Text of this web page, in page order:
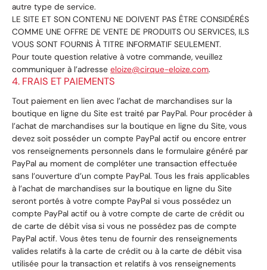
autre type de service.
LE SITE ET SON CONTENU NE DOIVENT PAS ÊTRE CONSIDÉRÉS
COMME UNE OFFRE DE VENTE DE PRODUITS OU SERVICES, ILS
VOUS SONT FOURNIS À TITRE INFORMATIF SEULEMENT.
Pour toute question relative à votre commande, veuillez
communiquer à l’adresseeloize@cirque-eloize.com.
4. FRAIS ET PAIEMENTS
Tout paiement en lien avec l’achat de marchandises sur la
boutique en ligne du Site est traité par PayPal. Pour procéder à
l’achat de marchandises sur la boutique en ligne du Site, vous
devez soit posséder un compte PayPal actif ou encore entrer
vos renseignements personnels dans le formulaire généré par
PayPal au moment de compléter une transaction effectuée
sans l’ouverture d’un compte PayPal. Tous les frais applicables
à l’achat de marchandises sur la boutique en ligne du Site
seront portés à votre compte PayPal si vous possédez un
compte PayPal actif ou à votre compte de carte de crédit ou
de carte de débit visa si vous ne possédez pas de compte
PayPal actif. Vous êtes tenu de fournir des renseignements
valides relatifs à la carte de crédit ou à la carte de débit visa
utilisée pour la transaction et relatifs à vos renseignements